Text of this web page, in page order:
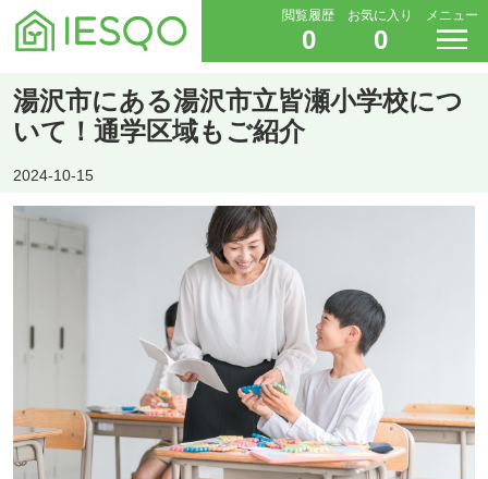
閲覧履歴
0
お気に入り
0
メニュー
湯沢市にある湯沢市立皆瀬小学校につ
いて！通学区域もご紹介
2024-10-15